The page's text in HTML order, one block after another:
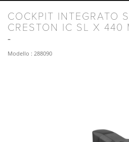
COCKPIT INTEGRATO
CRESTON IC SL X 440
Modello : 288090